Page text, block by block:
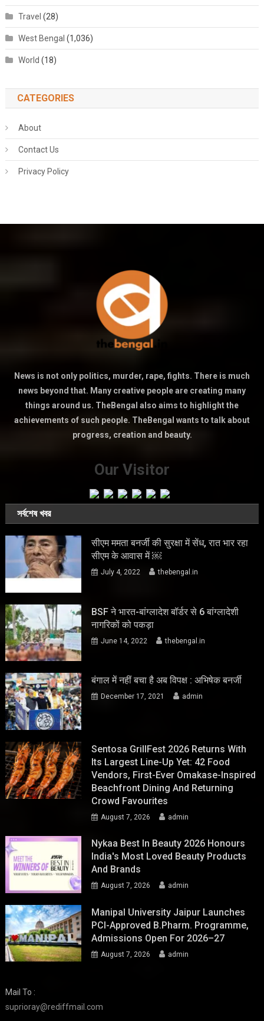
Travel (28)
West Bengal (1,036)
World (18)
CATEGORIES
About
Contact Us
Privacy Policy
News is not only politics, murder, rape, fights. There is much
news beyond that. Many creative people are creating many
things around us. TheBengal also aims to highlight the
achievements of such people. TheBengal wants to talk about
progress, creation and beauty.
Our Visitor
সর্বশেষ খবর
सीएम ममता बनर्जी की सुरक्षा में सेंध, रात भार रहा
सीएम के आवास में ￼
July 4, 2022 thebengal.in
BSF ने भारत-बांग्लादेश बॉर्डर से 6 बांग्लादेशी
नागरिकों को पकड़ा
June 14, 2022 thebengal.in
बंगाल में नहीं बचा है अब विपक्ष : अभिषेक बनर्जी
December 17, 2021 admin
Sentosa GrillFest 2026 Returns With
Its Largest Line-Up Yet: 42 Food
Vendors, First-Ever Omakase-Inspired
Beachfront Dining And Returning
Crowd Favourites
August 7, 2026 admin
Nykaa Best In Beauty 2026 Honours
India's Most Loved Beauty Products
And Brands
August 7, 2026 admin
Manipal University Jaipur Launches
PCI-Approved B.Pharm. Programme,
Admissions Open For 2026–27
August 7, 2026 admin
Mail To :
suprioray@rediffmail.com